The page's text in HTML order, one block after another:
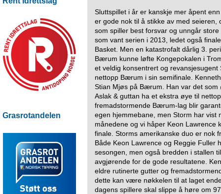
Grasrotandelen
Sluttspillet i år er kanskje mer åpent
er gode nok til å stikke av med
som spiller best forsvar og unngår
som vant serien i 2013, ledet også
Basket. Men en katastrofalt dårlig 3.
Bærum kunne løfte Kongepokalen i
et veldig konsentrert og
nettopp Bærum i sin semifinale.
Stian Mjøs på Bærum. Han var det
Aslak & guttan ha et ekstra øye til
fremadstormende Bærum-lag blir
egen hjemmebane, men Storm har vist
månedene og vi håper Keon Lawrence
finale. Storms amerikanske duo er nok
Både Keon Lawrence og Reggie Fuller
sesongen, men også bredden i stallen
avgjørende for de gode resultatene.
eldre rutinerte gutter og
dette kan være nøkkelen til at laget
dagens spillere skal slippe å høre om